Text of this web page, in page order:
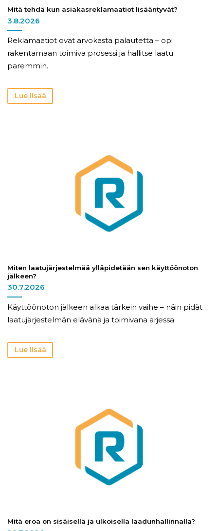
Mitä tehdä kun asiakasreklamaatiot lisääntyvät?
3.8.2026
Reklamaatiot ovat arvokasta palautetta – opi
rakentamaan toimiva prosessi ja hallitse laatu
paremmin.
Lue lisää
Miten laatujärjestelmää ylläpidetään sen käyttöönoton
jälkeen?
30.7.2026
Käyttöönoton jälkeen alkaa tärkein vaihe – näin pidät
laatujärjestelmän elävänä ja toimivana arjessa.
Lue lisää
Mitä eroa on sisäisellä ja ulkoisella laadunhallinnalla?